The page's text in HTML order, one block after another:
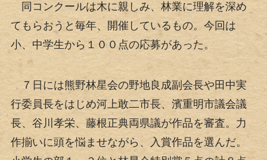
同コンクールは木に親しみ、林業に理解を深め
てもらおうと毎年、開催しているもの。今回は
小、中学生から１００点の応募があった。
７日には熊野林星会の野地良成副会長や田中実
行委員長をはじめ河上敢二市長、濱重明市議会議
長、谷川孝栄、藤根正典両県議が作品を審査。力
作揃いに頭を悩ませながら、入賞作品を選んだ。